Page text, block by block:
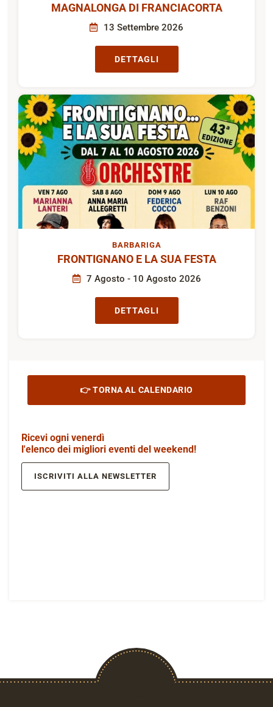
MAGNALONGA DI FRANCIACORTA
13 Settembre 2026
DETTAGLI
BARBARIGA
FRONTIGNANO E LA SUA FESTA
7 Agosto - 10 Agosto 2026
DETTAGLI
👉 TORNA AL CALENDARIO
Ricevi ogni venerdì
l'elenco dei migliori eventi del weekend!
ISCRIVITI ALLA NEWSLETTER